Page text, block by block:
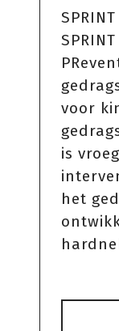
SPRINT
voor
is
het